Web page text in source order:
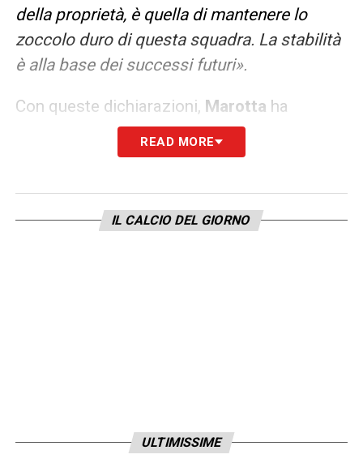
della proprietà, è quella di mantenere lo
zoccolo duro di questa squadra. La stabilità
è alla base dei successi futuri».
Con queste dichiarazioni, Marotta ha
mostrato ancora una volta la sua visione
manageriale lucida e orientata alla
costruzione dell’Inter del domani, una
squadra che vuole restare protagonista in
READ MORE
IL CALCIO DEL GIORNO
ULTIMISSIME